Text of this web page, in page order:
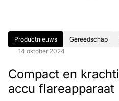
Productnieuws Gereedschap
14 oktober 2024
Compact en
accu flareapparaat